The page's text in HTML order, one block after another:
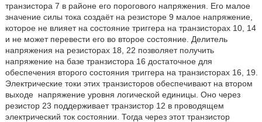
транзистора 7 в районе его порогового напряжения. Его малое
значение силы тока создаёт на резисторе 9 малое напряжение,
которое не влияет на состояние триггера на транзисторах 10, 14
и не может перевести его во второе состояние. Делитель
напряжения на резисторах 18, 22 позволяет получить
напряжение на базе транзистора 16 достаточное для
обеспечения второго состояния триггера на транзисторах 16, 19.
Электрические токи этих транзисторов обеспечивают на втором
выходе напряжение уровня логической единицы. Оно через
резистор 23 поддерживает транзистор 12 в проводящем
электрический ток состоянии. Тогда через этот транзистор